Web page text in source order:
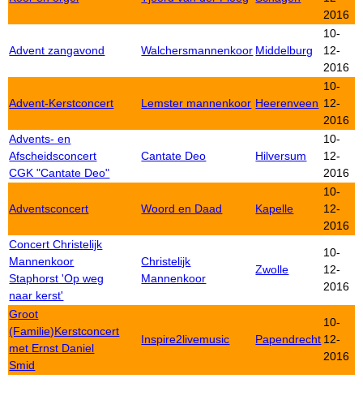
2016
Advent zangavond Walchersmannenkoor Middelburg
10-
12-
2016
Advent-Kerstconcert Lemster mannenkoor Heerenveen
10-
12-
2016
Advents- en
Afscheidsconcert
CGK "Cantate Deo"
Cantate Deo Hilversum
10-
12-
2016
Adventsconcert Woord en Daad Kapelle
10-
12-
2016
Concert Christelijk
Mannenkoor
Staphorst 'Op weg
naar kerst'
Christelijk
Mannenkoor
Zwolle
10-
12-
2016
Groot
(Familie)Kerstconcert
met Ernst Daniel
Smid
Inspire2livemusic Papendrecht
10-
12-
2016